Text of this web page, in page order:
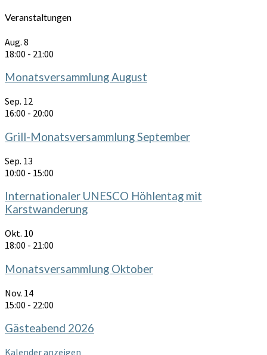
Veranstaltungen
Aug. 8
18:00 - 21:00
Monatsversammlung August
Sep. 12
16:00 - 20:00
Grill-Monatsversammlung September
Sep. 13
10:00 - 15:00
Internationaler UNESCO Höhlentag mit
Karstwanderung
Okt. 10
18:00 - 21:00
Monatsversammlung Oktober
Nov. 14
15:00 - 22:00
Gästeabend 2026
Kalender anzeigen